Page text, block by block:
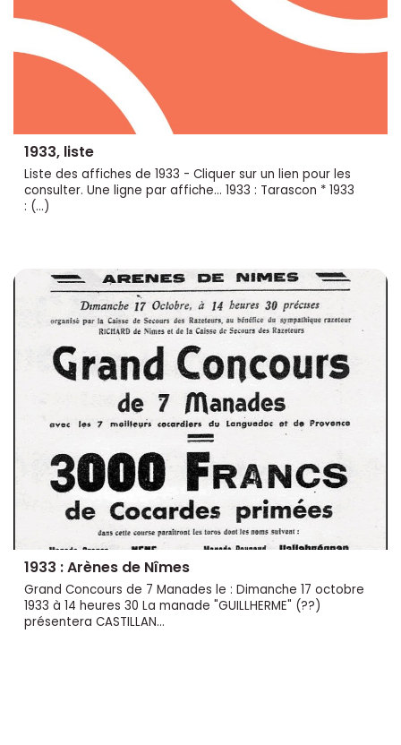
1933, liste
Liste des affiches de 1933 - Cliquer sur un lien pour les
consulter. Une ligne par affiche... 1933 : Tarascon * 1933
: (…)
1933 : Arènes de Nîmes
Grand Concours de 7 Manades le : Dimanche 17 octobre
1933 à 14 heures 30 La manade "GUILLHERME" (??)
présentera CASTILLAN...